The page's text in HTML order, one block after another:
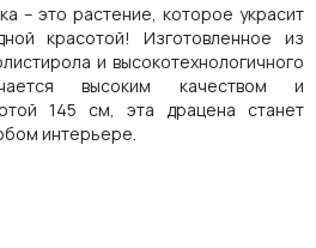
– это растение, которое украсит
красотой! Изготовленное из
и высокотехнологичного
высоким качеством и
145 см, эта драцена станет
интерьере.